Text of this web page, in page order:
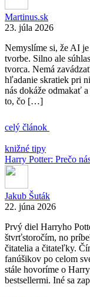
Martinus.sk
23. júla 2026
Nemyslíme si, že AI
tvorbe. Silno ale
tvorca. Nemá
hľadanie skratiek pri
nás dokáže odmakať
to, čo […]
celý článok
knižné tipy
Harry Potter: Prečo
Jakub Šuták
22. júna 2026
Prvý diel Harryho
štvrťstoročím, no
čitatelia a čitateľky.
fanúšikov po celom
stále hovoríme o
bestsellermi. Iné sa